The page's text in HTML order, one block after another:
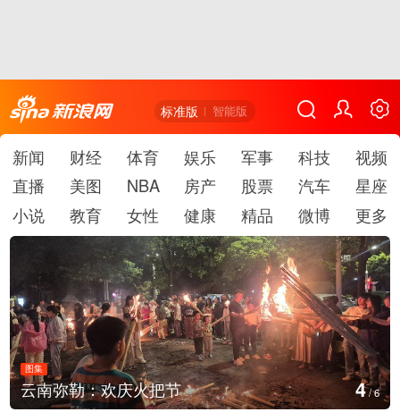
标准版 智能版
新闻 财经 体育 娱乐 军事 科技
视频
直播
美图 NBA 房产 股票 汽车
星座
小说
教育 女性 健康 精品 微博 更多
图集
云南弥勒：欢庆火把节 4/6